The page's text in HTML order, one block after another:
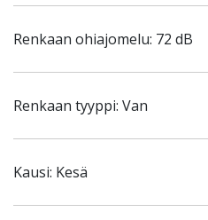
Renkaan ohiajomelu: 72 dB
Renkaan tyyppi: Van
Kausi: Kesä